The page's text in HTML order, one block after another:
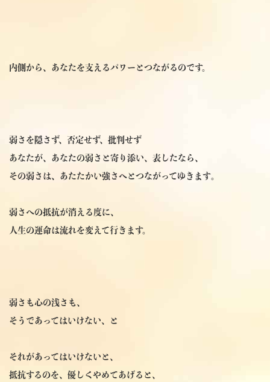
内側から、あなたを支えるパワーとつながるのです。
弱さを隠さず、否定せず、批判せず
あなたが、あなたの弱さと寄り添い、表したなら、
その弱さは、あたたかい強さへとつながってゆきます。
弱さへの抵抗が消える度に、
人生の運命は流れを変えて行きます。
弱さも心の浅さも、
そうであってはいけない、と
それがあってはいけないと、
抵抗するのを、優しくやめてあげると、